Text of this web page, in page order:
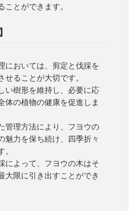
ことができます。
においては、剪定と伐採を
ることが大切です。
い樹形を維持し、必要に応
体の植物の健康を促進しま
管理方法により、フヨウの
魅力を保ち続け、四季折々
によって、フヨウの木はそ
大限に引き出すことができ